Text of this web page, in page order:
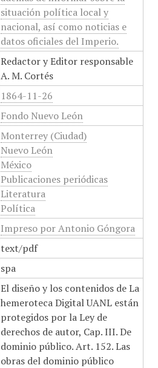
situación política local y
nacional, así como noticias e
datos oficiales del Imperio.
Redactor y Editor responsable
A. M. Cortés
1864-11-26
Fondo Nuevo León
Monterrey (Ciudad)
Nuevo León
México
Publicaciones periódicas
Literatura
Política
Impreso por Antonio Góngora
text/pdf
spa
El diseño y los contenidos de La
hemeroteca Digital UANL están
protegidos por la Ley de
derechos de autor, Cap. III. De
dominio público. Art. 152. Las
obras del dominio público